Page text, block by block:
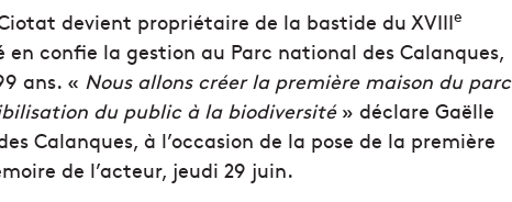
devient propriétaire de la bastide du XVIIIe
en confie la gestion au Parc national des Calanques,
ans. « Nous allons créer la première maison du parc
du public à la biodiversité» déclare Gaëlle
Calanques, à l’occasion de la pose de la première
de l’acteur, jeudi 29 juin.